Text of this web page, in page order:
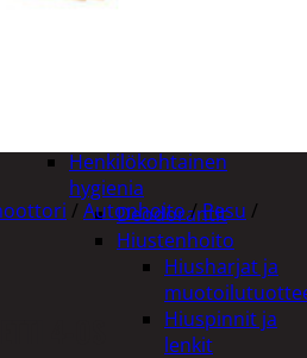
Henkilökohtainen
hygienia
Deodorantit
Hiustenhoito
Hiusharjat ja
Hiuspinnit ja
lenkit
/ Autonhoito/ Pesu /